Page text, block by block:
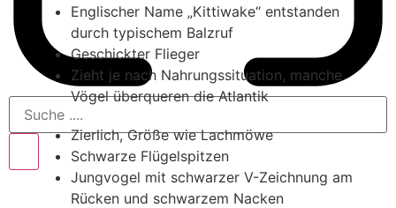
Englischer Name „Kittiwake“ entstanden
durch typischem Balzruf
Geschickter Flieger
Zieht je nach Nahrungssituation, manche
Vögel überqueren die Atlantik
Zierlich, Größe wie Lachmöwe
Schwarze Flügelspitzen
Jungvogel mit schwarzer V-Zeichnung am
Rücken und schwarzem Nacken